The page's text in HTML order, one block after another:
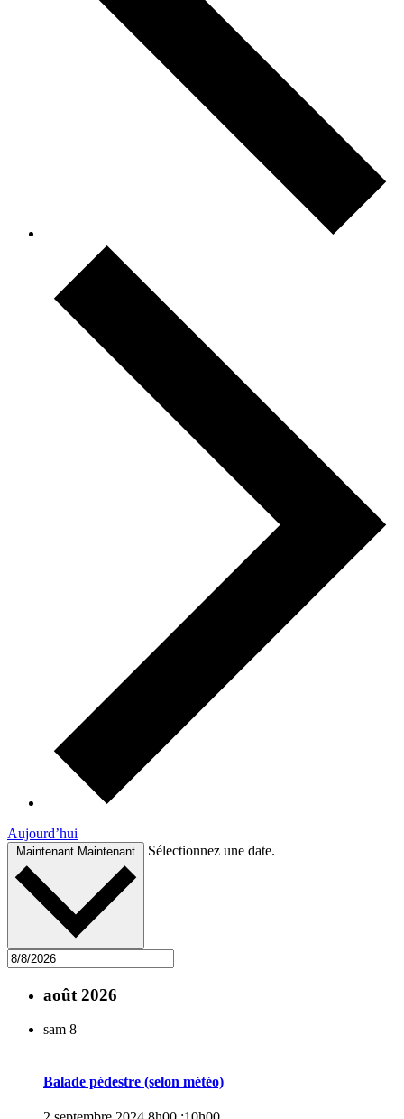
Aujourd’hui
Maintenant Maintenant Sélectionnez une date.
août 2026
sam 8
Balade pédestre (selon météo)